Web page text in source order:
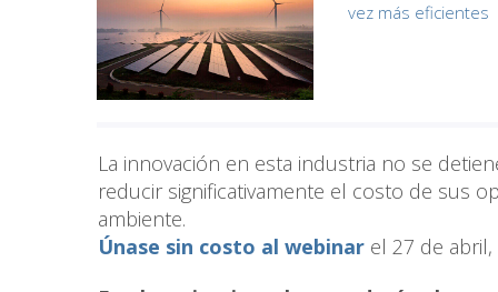
vez más eficientes
La innovación en esta industria no se
reducir significativamente el costo de sus
ambiente.
Únase sin costo al webinar el 27 de abril,